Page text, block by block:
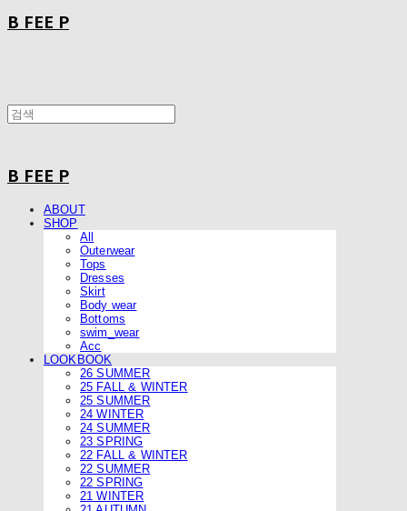
B FEE P
B FEE P
ABOUT
SHOP
All
Outerwear
Tops
Dresses
Skirt
Body wear
Bottoms
swim_wear
Acc
LOOKBOOK
26 SUMMER
25 FALL & WINTER
25 SUMMER
24 WINTER
24 SUMMER
23 SPRING
22 FALL & WINTER
22 SUMMER
22 SPRING
21 WINTER